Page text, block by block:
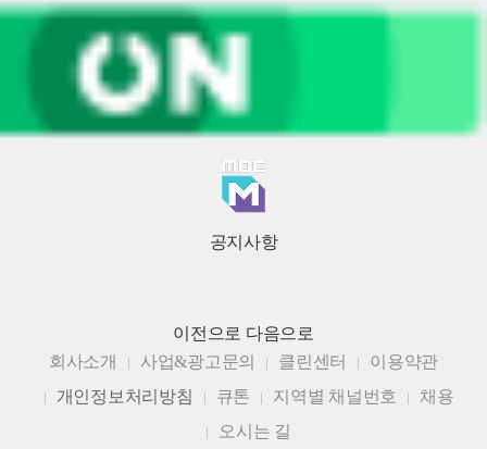
공지사항
이전으로 다음으로
회사소개
사업&광고문의 클린센터
이용약관
개인정보처리방침
큐톤 지역별 채널번호
채용
오시는 길